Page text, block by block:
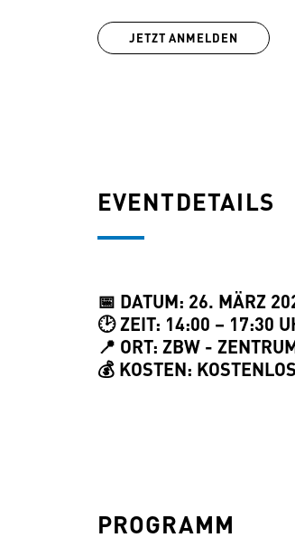
JETZT ANMELDEN
EVENTDETAILS
📅 DATUM: 26. MÄRZ
🕑 ZEIT: 14:00 – 17:30
📍 ORT: ZBW -
💰 KOSTEN: KOSTENLOS
PROGRAMM